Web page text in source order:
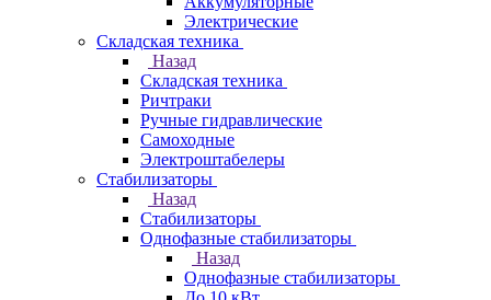
Электрические
Складская техника
Назад
Складская техника
Ричтраки
Ручные гидравлические
Самоходные
Электроштабелеры
Стабилизаторы
Назад
Стабилизаторы
Однофазные стабилизаторы
Назад
Однофазные стабилизаторы